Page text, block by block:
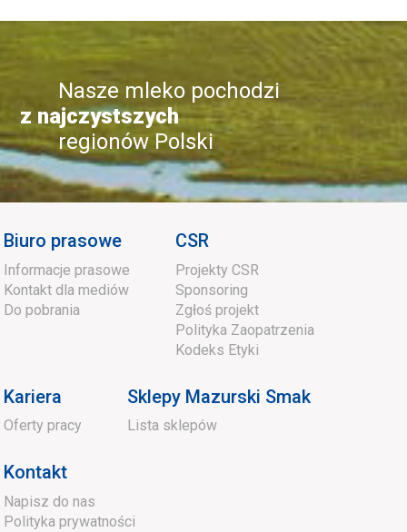
Nasze mleko pochodzi
z najczystszych
regionów Polski
Biuro prasowe
Informacje prasowe
Kontakt dla mediów
Do pobrania
CSR
Projekty CSR
Sponsoring
Zgłoś projekt
Polityka Zaopatrzenia
Kodeks Etyki
Kariera
Oferty pracy
Sklepy Mazurski Smak
Lista sklepów
Kontakt
Napisz do nas
Polityka prywatności